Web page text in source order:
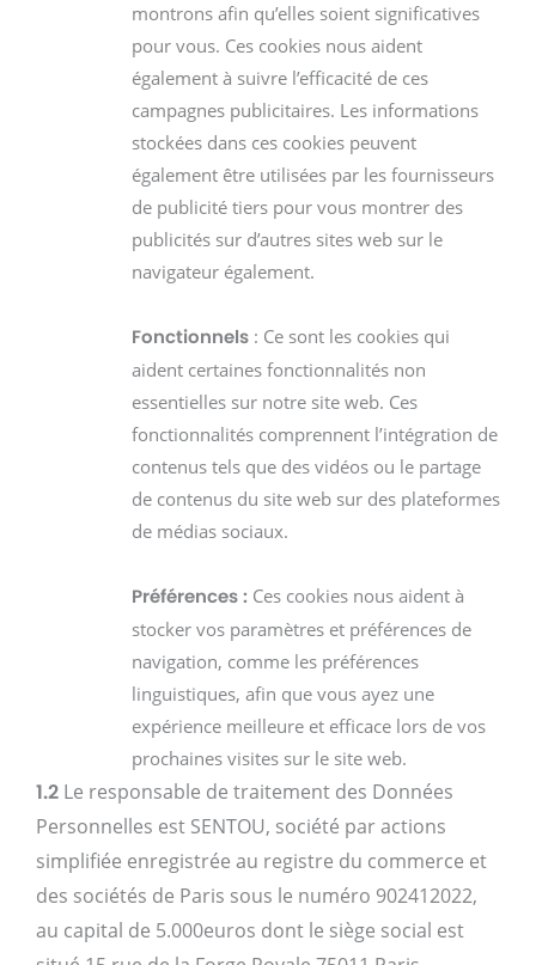
montrons afin qu’elles soient significatives
pour vous. Ces cookies nous aident
également à suivre l’efficacité de ces
campagnes publicitaires. Les informations
stockées dans ces cookies peuvent
également être utilisées par les fournisseurs
de publicité tiers pour vous montrer des
publicités sur d’autres sites web sur le
navigateur également.
Fonctionnels : Ce sont les cookies qui
aident certaines fonctionnalités non
essentielles sur notre site web. Ces
fonctionnalités comprennent l’intégration de
contenus tels que des vidéos ou le partage
de contenus du site web sur des plateformes
de médias sociaux.
Préférences : Ces cookies nous aident à
stocker vos paramètres et préférences de
navigation, comme les préférences
linguistiques, afin que vous ayez une
expérience meilleure et efficace lors de vos
prochaines visites sur le site web.
1.2 Le responsable de traitement des Données
Personnelles est SENTOU, société par actions
simplifiée enregistrée au registre du commerce et
des sociétés de Paris sous le numéro 902412022,
au capital de 5.000euros dont le siège social est